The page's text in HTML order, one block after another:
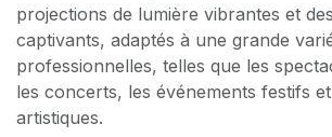
projections de lumière vibrantes et
captivants, adaptés à une grande
professionnelles, telles que les
les concerts, les événements festifs
artistiques.